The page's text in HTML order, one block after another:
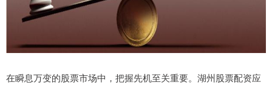
在瞬息万变的股票市场中，把握先机至关重要。湖州股票配资应